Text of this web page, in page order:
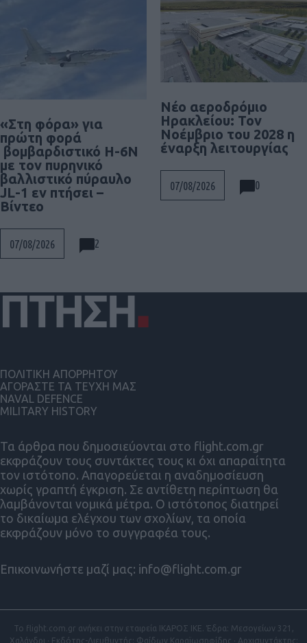
«Στη φόρα» για
πρώτη φορά
βομβαρδιστικό H-6N
με τον πυρηνικό
βαλλιστικό πύραυλο
JL-1 εν πτήσει –
Βίντεο
07/08/2026 2
Νέο αεροδρόμιο
Ηρακλείου: Τον
Νοέμβριο του 2028 η
έναρξη λειτουργίας
07/08/2026 0
Τα άρθρα που δημοσιεύονται στο flight.com.gr
εκφράζουν τους συντάκτες τους κι όχι απαραίτητα
τον ιστότοπο. Απαγορεύεται η αναδημοσίευση
χωρίς γραπτή έγκριση. Σε αντίθετη περίπτωση θα
λαμβάνονται νομικά μέτρα. Ο ιστότοπος διατηρεί
το δικαίωμα ελέγχου των σχολίων, τα οποία
εκφράζουν μόνο το συγγραφέα τους.
Επικοινωνήστε μαζί μας: info@flight.com.gr
ΠΟΛΙΤΙΚΗ ΑΠΟΡΡΗΤΟΥ
ΑΓΟΡΑΣΤΕ ΤΑ ΤΕΥΧΗ ΜΑΣ
NAVAL DEFENCE
MILITARY HISTORY
Το flight.com.gr ανήκει στην εταιρεία ΙΚΑΡΟΣ ΙΚΕ. Έδρα: Μεσογείων 321,
Χαλάνδρι · Εκδότης-Διευθυντής: Φαίδων Καραϊωσηφίδης · Αρχισυντάκτης: